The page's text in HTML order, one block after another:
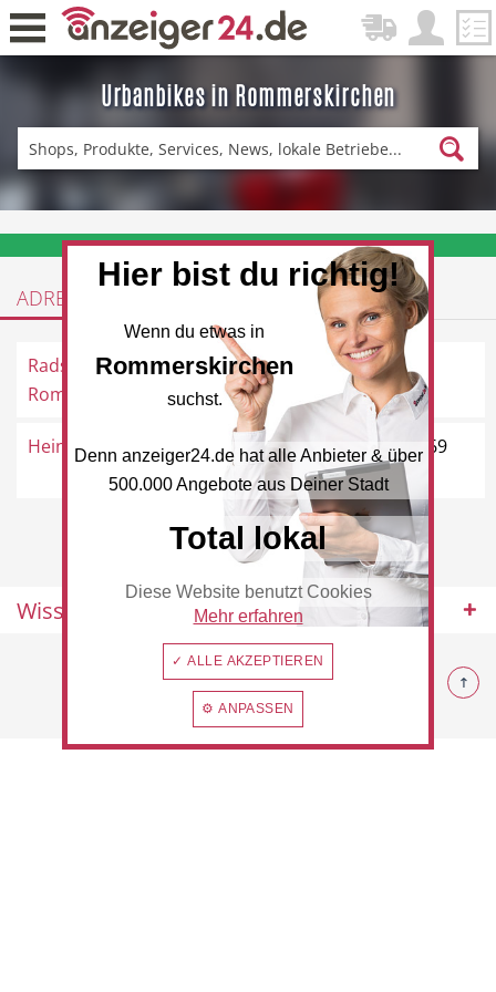
Urbanbikes in Rommerskirchen
Zurück
Fitness & Sport Einkaufen
DE-News News
Restaurant Hotel
Beauty & Wellness Auto
Handwerk Sport & Freizeit
❤️ Aktuelle Angebote & Prospekte per Newsletter erhalten
ADRESSEN
Radstation
Rommerskirchen
Bahnstraße 1, 41569
Rommerskirchen
Heinz-Josef Becker
Bergheimer Straße 23, 41569
Rommerskirchen
Wissenswertes
© 2026 Rommerskirchen
Hier bist du richtig!
Wenn du etwas in
Rommerskirchen
suchst.
Denn anzeiger24.de hat alle Anbieter & über
500.000 Angebote aus Deiner Stadt
Total lokal
Diese Website benutzt Cookies
Mehr erfahren
✓ ALLE AKZEPTIEREN
⚙ ANPASSEN